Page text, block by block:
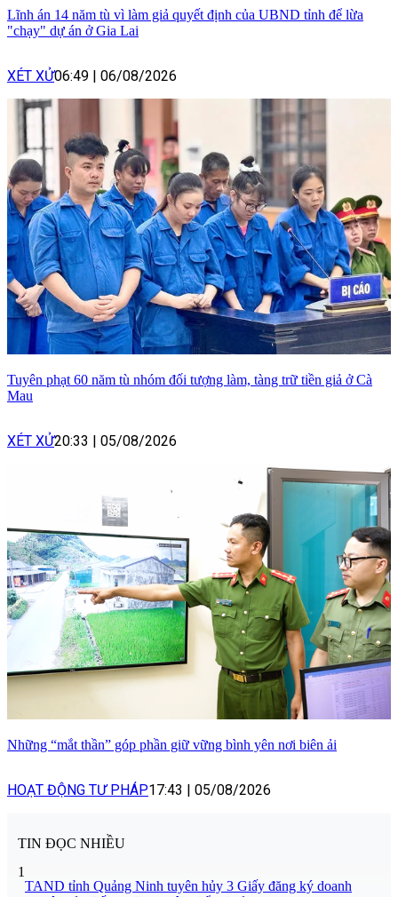
Lĩnh án 14 năm tù vì làm giả quyết định của UBND tỉnh để lừa
"chạy" dự án ở Gia Lai
XÉT XỬ06:49 06/08/2026
Tuyên phạt 60 năm tù nhóm đối tượng làm, tàng trữ tiền giả ở Cà
Mau
XÉT XỬ20:33 05/08/2026
Những “mắt thần” góp phần giữ vững bình yên nơi biên ải
HOẠT ĐỘNG TƯ PHÁP17:43 05/08/2026
TIN ĐỌC NHIỀU
1
TAND tỉnh Quảng Ninh tuyên hủy 3 Giấy đăng ký doanh